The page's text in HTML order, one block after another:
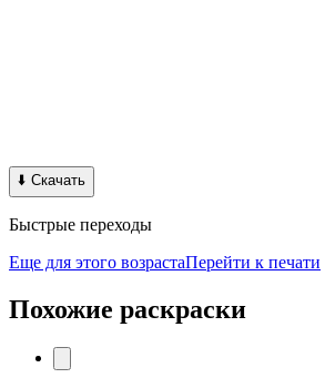
⬇️ Скачать
Быстрые переходы
Еще для этого возрастаПерейти к печати
Похожие раскраски